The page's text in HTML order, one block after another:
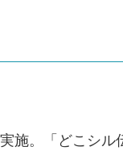
施。「どこシル